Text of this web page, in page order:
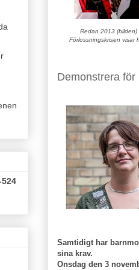
Redan 2013 (bilden)
Förlossningskrisen visar
Demonstrera
Samtidigt har
sina krav.
Onsdag den 3
524